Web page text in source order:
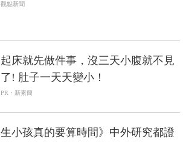
觀點新聞
起床就先做件事，沒三天小腹就不見
了! 肚子一天天變小！
PR・新素簡
生小孩真的要算時間》中外研究都證